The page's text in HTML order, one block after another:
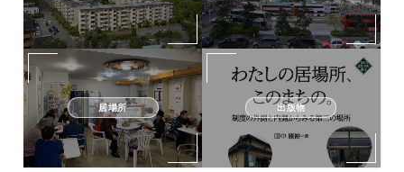
居場所 出版物